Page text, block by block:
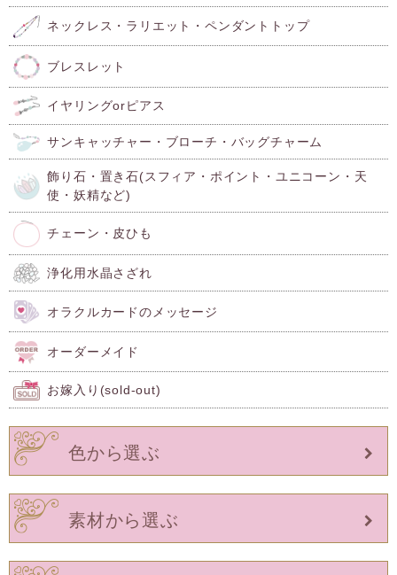
ネックレス・ラリエット・ペンダントトップ
ブレスレット
イヤリングorピアス
サンキャッチャー・ブローチ・バッグチャーム
飾り石・置き石(スフィア・ポイント・ユニコーン・天
使・妖精など)
チェーン・皮ひも
浄化用水晶さざれ
オラクルカードのメッセージ
オーダーメイド
お嫁入り(sold-out)
色から選ぶ
素材から選ぶ